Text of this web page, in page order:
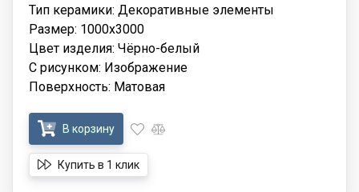
Тип керамики: Декоративные элементы
Размер: 1000x3000
Цвет изделия: Чёрно-белый
С рисунком: Изображение
Поверхность: Матовая
В корзину
Купить в 1 клик